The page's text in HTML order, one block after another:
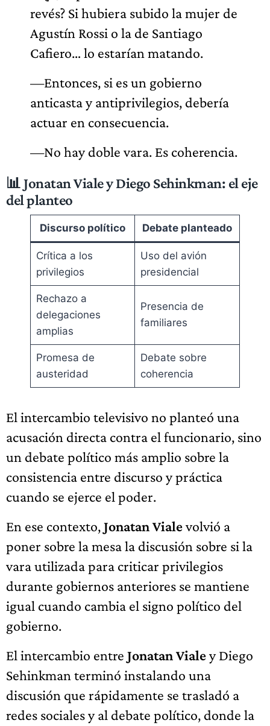
revés? Si hubiera subido la mujer de
Agustín Rossi o la de Santiago
Cafiero… lo estarían matando.
—Entonces, si es un gobierno
anticasta y antiprivilegios, debería
actuar en consecuencia.
—No hay doble vara. Es coherencia.
📊 Jonatan Viale y Diego Sehinkman: el eje
del planteo
Discurso político Debate planteado
Crítica a los
privilegios
Uso del avión
presidencial
Rechazo a
delegaciones
amplias
Presencia de
familiares
Promesa de
austeridad
Debate sobre
coherencia
El intercambio televisivo no planteó una
acusación directa contra el funcionario, sino
un debate político más amplio sobre la
consistencia entre discurso y práctica
cuando se ejerce el poder.
En ese contexto,Jonatan Vialevolvió a
poner sobre la mesa la discusión sobre si la
vara utilizada para criticar privilegios
durante gobiernos anteriores se mantiene
igual cuando cambia el signo político del
gobierno.
El intercambio entre Jonatan Vialey Diego
Sehinkman terminó instalando una
discusión que rápidamente se trasladó a
redes sociales y al debate político, donde la